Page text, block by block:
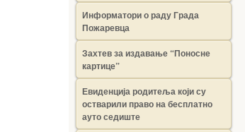
Информатори о раду Града
Пожаревца
Захтев за издавање “Поносне
картице”
Евиденција родитеља који су
остварили право на бесплатно
ауто седиште